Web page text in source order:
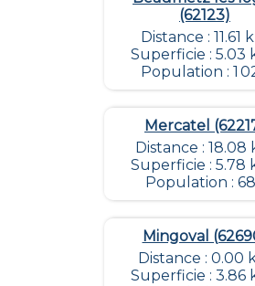
(62123)
Distance : 11.61
Superficie : 5.03
Population : 1
Mercatel
Distance : 18.08
Superficie : 5.78
Population :
Mingoval
Distance : 0.00
Superficie : 3.86